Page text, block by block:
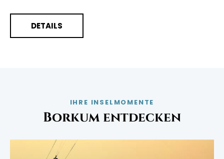
DETAILS
IHRE INSELMOMENTE
Borkum entdecken